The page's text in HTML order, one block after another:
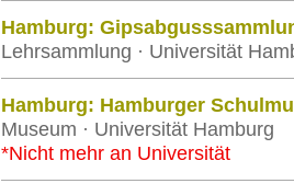
Hamburg:
Lehrsammlung · Universität
Hamburg: Hamburger
Museum · Universität Hamburg
*Nicht mehr an Universität